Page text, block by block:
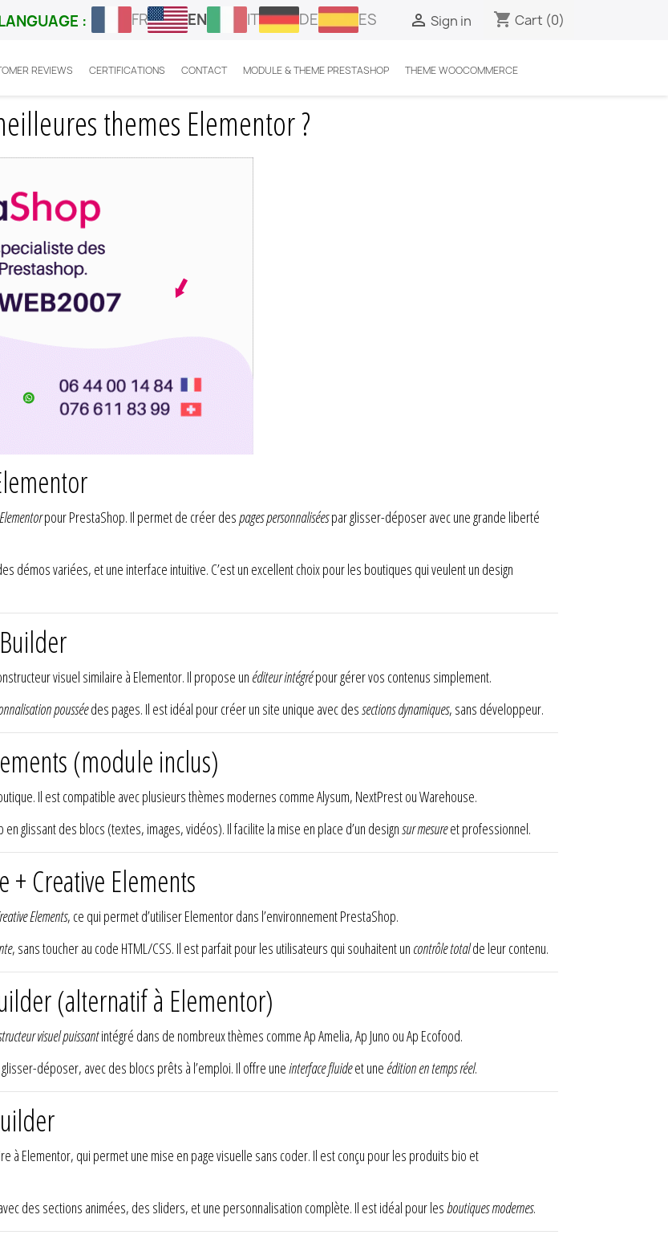
: FR EN IT DE ES  Sign in shopping_cart Cart (0)
REVIEWS CERTIFICATIONS CONTACT MODULE & THEME PRESTASHOP THEME WOOCOMMERCE
themes Elementor ?
Elementorpour PrestaShop. Il permet de créer despages personnaliséespar glisser-déposer avec une grande liberté
démos variées, et une interface intuitive. C’est un excellent choix pour les boutiques qui veulent un design
visuel similaire à Elementor. Il propose un éditeur intégrépour gérer vos contenus simplement.
pousséedes pages. Il est idéal pour créer un site unique avec dessections dynamiques, sans développeur.
(module inclus)
Il est compatible avec plusieurs thèmes modernes comme Alysum, NextPrest ou Warehouse.
glissant des blocs (textes, images, vidéos). Il facilite la mise en place d’un designsur mesureet professionnel.
+ Creative Elements
Elements, ce qui permet d’utiliser Elementor dans l’environnement PrestaShop.
, sans toucher au code HTML/CSS. Il est parfait pour les utilisateurs qui souhaitent un contrôle totalde leur contenu.
(alternatif à Elementor)
visuel puissantintégré dans de nombreux thèmes comme Ap Amelia, Ap Juno ou Ap Ecofood.
déposer, avec des blocs prêts à l’emploi. Il offre uneinterface fluideet une édition en temps réel.
à Elementor, qui permet une mise en page visuelle sans coder. Il est conçu pour les produits bio et
des sections animées, des sliders, et une personnalisation complète. Il est idéal pour lesboutiques modernes.